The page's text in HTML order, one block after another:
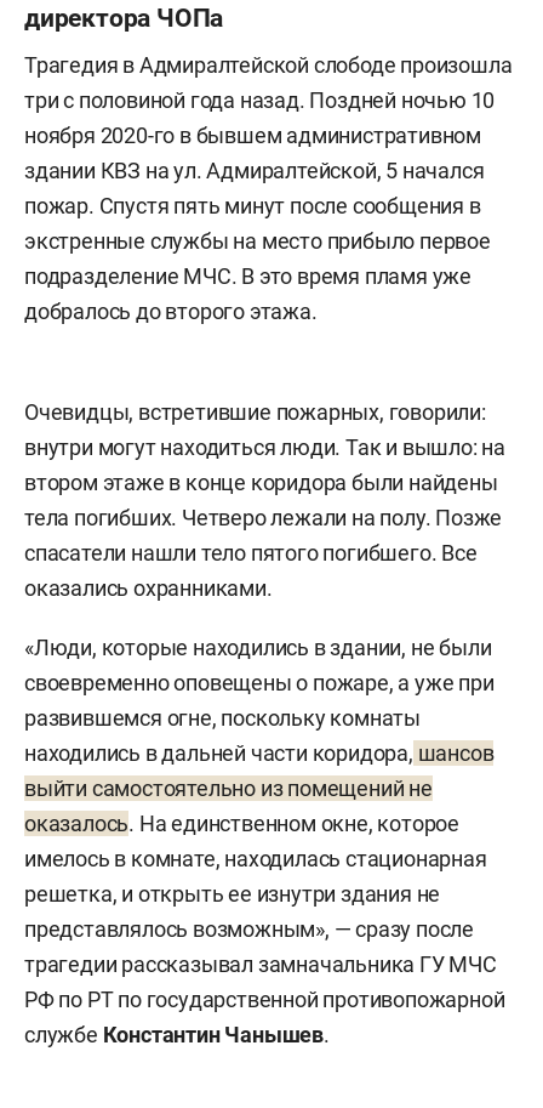
директора ЧОПа
Трагедия в Адмиралтейской слободе произошла
три с половиной года назад. Поздней ночью 10
ноября 2020-го в бывшем административном
здании КВЗ на ул. Адмиралтейской, 5 начался
пожар. Спустя пять минут после сообщения в
экстренные службы на место прибыло первое
подразделение МЧС. В это время пламя уже
добралось до второго этажа.
Очевидцы, встретившие пожарных, говорили:
внутри могут находиться люди. Так и вышло: на
втором этаже в конце коридора были найдены
тела погибших. Четверо лежали на полу. Позже
спасатели нашли тело пятого погибшего. Все
оказались охранниками.
«Люди, которые находились в здании, не были
своевременно оповещены о пожаре, а уже при
развившемся огне, поскольку комнаты
находились в дальней части коридора, шансов
выйти самостоятельно из помещений не
оказалось. На единственном окне, которое
имелось в комнате, находилась стационарная
решетка, и открыть ее изнутри здания не
представлялось возможным», — сразу после
трагедии рассказывал замначальника ГУ МЧС
РФ по РТ по государственной противопожарной
службе Константин Чанышев.